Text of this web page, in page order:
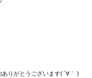
りがとうございます( ´∀｀ )